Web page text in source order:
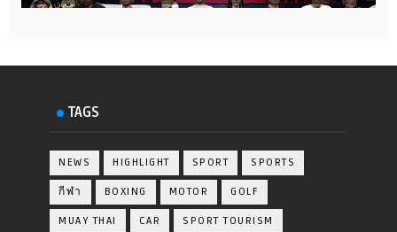
TAGS
NEWS HIGHLIGHT SPORT SPORTS
กีฬา BOXING MOTOR GOLF
MUAY THAI CAR SPORT TOURISM